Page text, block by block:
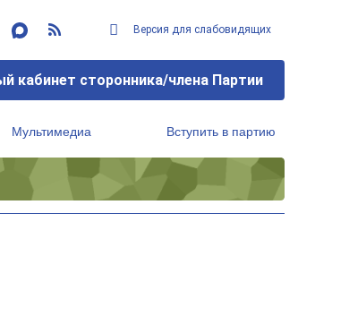
Версия для слабовидящих
кабинет сторонника/члена Партии
Мультимедиа Вступить в партию